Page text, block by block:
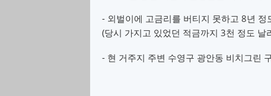
- 외벌이에 고금리를 버티지 못하고 8년 정
(당시 가지고 있었던 적금까지 3천 정도
- 현 거주지 주변 수영구 광안동 비치그린